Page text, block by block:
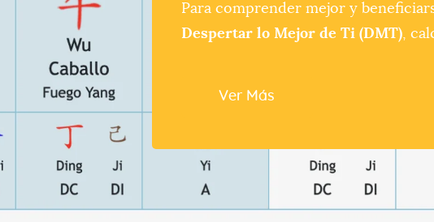
Para comprender mejor y
Despertar lo Mejor de Ti (DMT),
Ver Más